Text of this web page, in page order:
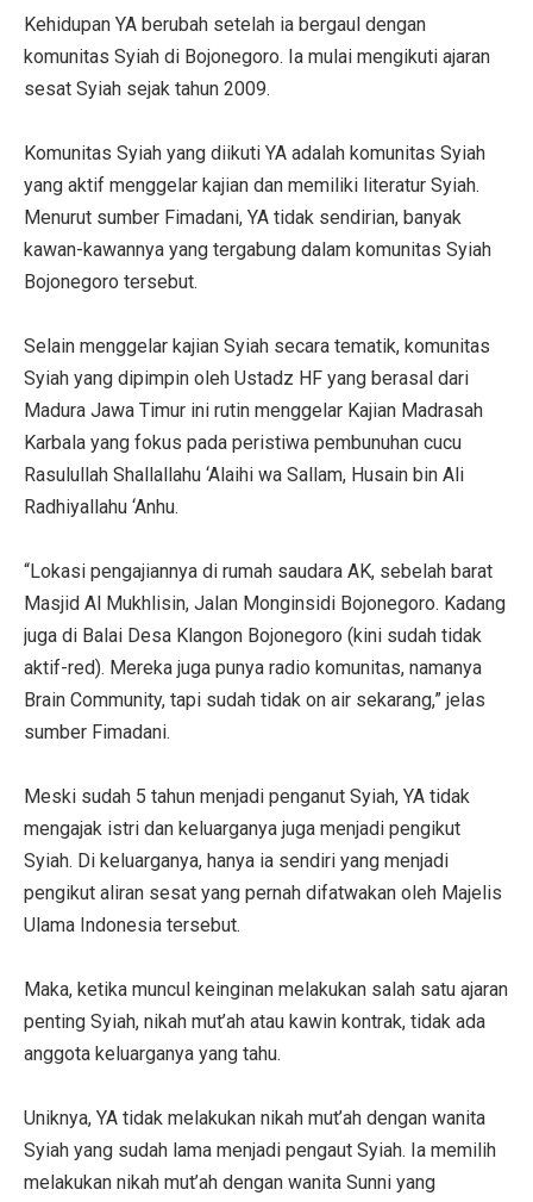
Kehidupan YA berubah setelah ia bergaul dengan
komunitas Syiah di Bojonegoro. Ia mulai mengikuti ajaran
sesat Syiah sejak tahun 2009.
Komunitas Syiah yang diikuti YA adalah komunitas Syiah
yang aktif menggelar kajian dan memiliki literatur Syiah.
Menurut sumber Fimadani, YA tidak sendirian, banyak
kawan-kawannya yang tergabung dalam komunitas Syiah
Bojonegoro tersebut.
Selain menggelar kajian Syiah secara tematik, komunitas
Syiah yang dipimpin oleh Ustadz HF yang berasal dari
Madura Jawa Timur ini rutin menggelar Kajian Madrasah
Karbala yang fokus pada peristiwa pembunuhan cucu
Rasulullah Shallallahu ‘Alaihi wa Sallam, Husain bin Ali
Radhiyallahu ‘Anhu.
“Lokasi pengajiannya di rumah saudara AK, sebelah barat
Masjid Al Mukhlisin, Jalan Monginsidi Bojonegoro. Kadang
juga di Balai Desa Klangon Bojonegoro (kini sudah tidak
aktif-red). Mereka juga punya radio komunitas, namanya
Brain Community, tapi sudah tidak on air sekarang,” jelas
sumber Fimadani.
Meski sudah 5 tahun menjadi penganut Syiah, YA tidak
mengajak istri dan keluarganya juga menjadi pengikut
Syiah. Di keluarganya, hanya ia sendiri yang menjadi
pengikut aliran sesat yang pernah difatwakan oleh Majelis
Ulama Indonesia tersebut.
Maka, ketika muncul keinginan melakukan salah satu ajaran
penting Syiah, nikah mut’ah atau kawin kontrak, tidak ada
anggota keluarganya yang tahu.
Uniknya, YA tidak melakukan nikah mut’ah dengan wanita
Syiah yang sudah lama menjadi pengaut Syiah. Ia memilih
melakukan nikah mut’ah dengan wanita Sunni yang